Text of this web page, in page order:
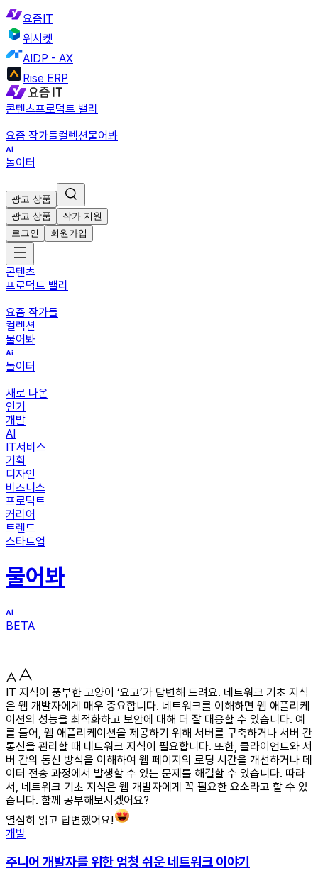
요즘IT
위시켓
AIDP - AX
Rise ERP
콘텐츠프로덕트 밸리
요즘 작가들컬렉션물어봐
놀이터
광고 상품
광고 상품
작가 지원
로그인
회원가입
콘텐츠
프로덕트 밸리
요즘 작가들
컬렉션
물어봐
놀이터
새로 나온
인기
개발
AI
IT서비스
기획
디자인
비즈니스
프로덕트
커리어
트렌드
스타트업
물어봐
BETA
IT 지식이 풍부한 고양이 ‘요고’가 답변해 드려요. 네트워크 기초 지식
은 웹 개발자에게 매우 중요합니다. 네트워크를 이해하면 웹 애플리케
이션의 성능을 최적화하고 보안에 대해 더 잘 대응할 수 있습니다. 예
를 들어, 웹 애플리케이션을 제공하기 위해 서버를 구축하거나 서버 간
통신을 관리할 때 네트워크 지식이 필요합니다. 또한, 클라이언트와 서
버 간의 통신 방식을 이해하여 웹 페이지의 로딩 시간을 개선하거나 데
이터 전송 과정에서 발생할 수 있는 문제를 해결할 수 있습니다. 따라
서, 네트워크 기초 지식은 웹 개발자에게 꼭 필요한 요소라고 할 수 있
습니다. 함께 공부해보시겠어요?
열심히 읽고 답변했어요!
개발
주니어 개발자를 위한 엄청 쉬운 네트워크 이야기